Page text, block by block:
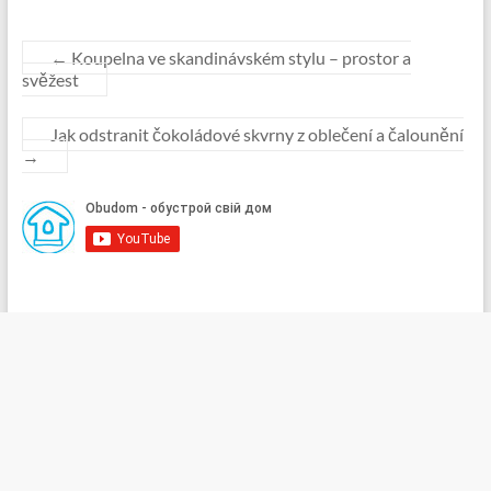
← Koupelna ve skandinávském stylu – prostor a
svěžest
Jak odstranit čokoládové skvrny z oblečení a čalounění
→